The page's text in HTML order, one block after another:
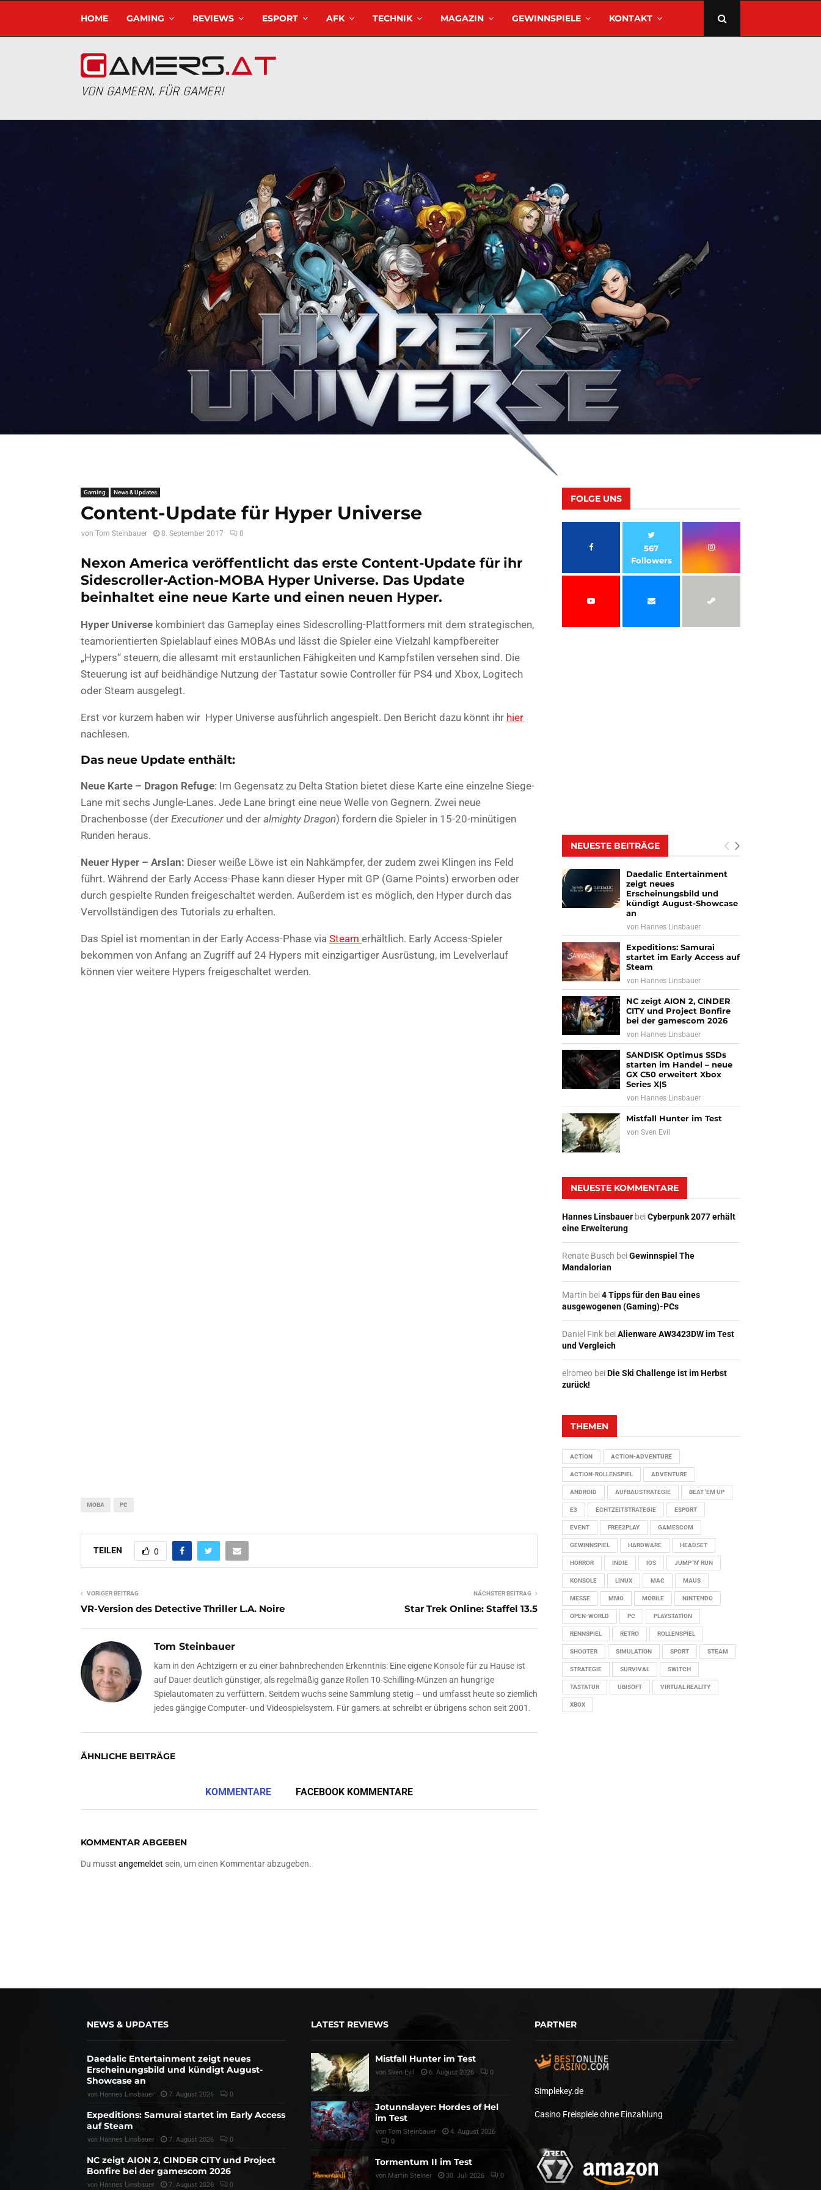
HOME GAMING REVIEWS ESPORT AFK TECHNIK MAGAZIN GEWINNSPIELE KONTAKT
VON GAMERN, FÜR GAMER!
Gaming News & Updates
Content-Update für Hyper Universe
von Tom Steinbauer 8. September 2017 0
Nexon America veröffentlicht das erste Content-Update für ihr
Sidescroller-Action-MOBA Hyper Universe. Das Update
beinhaltet eine neue Karte und einen neuen Hyper.
Hyper Universe kombiniert das Gameplay eines Sidescrolling-Plattformers mit dem strategischen,
teamorientierten Spielablauf eines MOBAs und lässt die Spieler eine Vielzahl kampfbereiter
„Hypers“ steuern, die allesamt mit erstaunlichen Fähigkeiten und Kampfstilen versehen sind. Die
Steuerung ist auf beidhändige Nutzung der Tastatur sowie Controller für PS4 und Xbox, Logitech
oder Steam ausgelegt.
Erst vor kurzem haben wir Hyper Universe ausführlich angespielt. Den Bericht dazu könnt ihr hier
nachlesen.
Das neue Update enthält:
Neue Karte – Dragon Refuge: Im Gegensatz zu Delta Station bietet diese Karte eine einzelne Siege-
Lane mit sechs Jungle-Lanes. Jede Lane bringt eine neue Welle von Gegnern. Zwei neue
Drachenbosse (der Executioner und der almighty Dragon) fordern die Spieler in 15-20-minütigen
Runden heraus.
Neuer Hyper – Arslan: Dieser weiße Löwe ist ein Nahkämpfer, der zudem zwei Klingen ins Feld
führt. Während der Early Access-Phase kann dieser Hyper mit GP (Game Points) erworben oder
durch gespielte Runden freigeschaltet werden. Außerdem ist es möglich, den Hyper durch das
Vervollständigen des Tutorials zu erhalten.
Das Spiel ist momentan in der Early Access-Phase via Steam erhältlich. Early Access-Spieler
bekommen von Anfang an Zugriff auf 24 Hypers mit einzigartiger Ausrüstung, im Levelverlauf
können vier weitere Hypers freigeschaltet werden.
MOBA PC
TEILEN 0
VORIGER BEITRAG
VR-Version des Detective Thriller L.A. Noire
NÄCHSTER BEITRAG
Star Trek Online: Staffel 13.5
Tom Steinbauer
kam in den Achtzigern er zu einer bahnbrechenden Erkenntnis: Eine eigene Konsole für zu Hause ist
auf Dauer deutlich günstiger, als regelmäßig ganze Rollen 10-Schilling-Münzen an hungrige
Spielautomaten zu verfüttern. Seitdem wuchs seine Sammlung stetig – und umfasst heute so ziemlich
jedes gängige Computer- und Videospielsystem. Für gamers.at schreibt er übrigens schon seit 2001.
ÄHNLICHE BEITRÄGE
KOMMENTARE FACEBOOK KOMMENTARE
KOMMENTAR ABGEBEN
Du musst angemeldet sein, um einen Kommentar abzugeben.
FOLGE UNS
567
Followers
NEUESTE BEITRÄGE
Daedalic Entertainment
zeigt neues
Erscheinungsbild und
kündigt August-Showcase
an
von Hannes Linsbauer
Expeditions: Samurai
startet im Early Access auf
Steam
von Hannes Linsbauer
NC zeigt AION 2, CINDER
CITY und Project Bonfire
bei der gamescom 2026
von Hannes Linsbauer
SANDISK Optimus SSDs
starten im Handel – neue
GX C50 erweitert Xbox
Series X|S
von Hannes Linsbauer
Mistfall Hunter im Test
vonSven Evil
NEUESTE KOMMENTARE
Hannes Linsbauer beiCyberpunk 2077 erhält
eine Erweiterung
Renate Busch beiGewinnspiel The
Mandalorian
Martin bei4 Tipps für den Bau eines
ausgewogenen (Gaming)-PCs
Daniel Fink beiAlienware AW3423DW im Test
und Vergleich
elromeo beiDie Ski Challenge ist im Herbst
zurück!
THEMEN
ACTION ACTION-ADVENTURE
ACTION-ROLLENSPIEL ADVENTURE
ANDROID AUFBAUSTRATEGIE BEAT 'EM UP
E3 ECHTZEITSTRATEGIE ESPORT
EVENT FREE2PLAY GAMESCOM
GEWINNSPIEL HARDWARE HEADSET
HORROR INDIE IOS JUMP 'N' RUN
KONSOLE LINUX MAC MAUS
MESSE MMO MOBILE NINTENDO
OPEN-WORLD PC PLAYSTATION
RENNSPIEL RETRO ROLLENSPIEL
SHOOTER SIMULATION SPORT STEAM
STRATEGIE SURVIVAL SWITCH
TASTATUR UBISOFT VIRTUAL REALITY
XBOX
NEWS & UPDATES
Daedalic Entertainment zeigt neues
Erscheinungsbild und kündigt August-
Showcase an
von Hannes Linsbauer 7. August 2026 0
Expeditions: Samurai startet im Early Access
auf Steam
von Hannes Linsbauer 7. August 2026 0
NC zeigt AION 2, CINDER CITY und Project
Bonfire bei der gamescom 2026
von Hannes Linsbauer 7. August 2026 0
LATEST REVIEWS
Mistfall Hunter im Test
von Sven Evil 6. August 2026 0
Jotunnslayer: Hordes of Hel
im Test
von Tom Steinbauer
4. August 2026
0
Tormentum II im Test
von Martin Steiner 30. Juli 2026 0
PARTNER
Simplekey.de
Casino Freispiele ohne Einzahlung